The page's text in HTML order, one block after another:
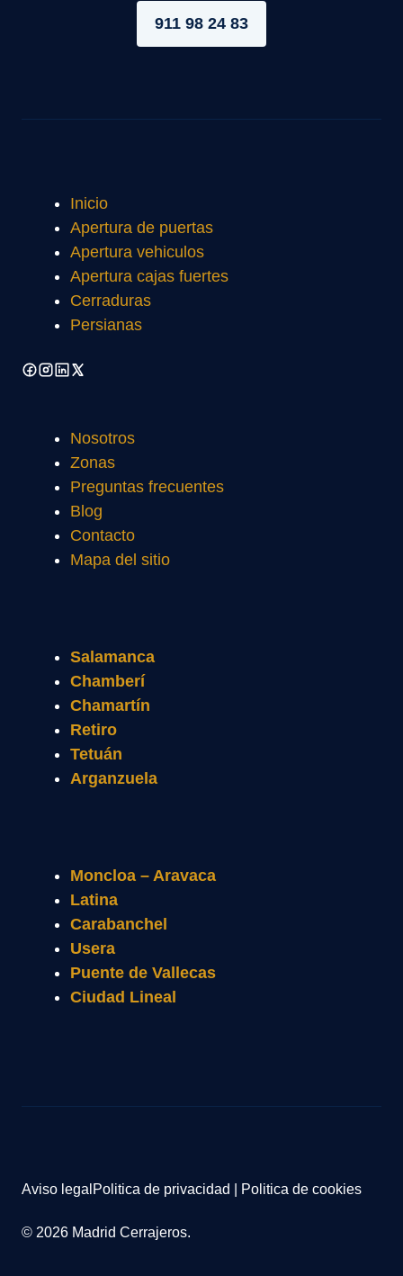
911 98 24 83
Inicio
Apertura de puertas
Apertura vehiculos
Apertura cajas fuertes
Cerraduras
Persianas
Nosotros
Zonas
Preguntas frecuentes
Blog
Contacto
Mapa del sitio
Salamanca
Chamberí
Chamartín
Retiro
Tetuán
Arganzuela
Moncloa – Aravaca
Latina
Carabanchel
Usera
Puente de Vallecas
Ciudad Lineal
© 2026 Madrid Cerrajeros.
Aviso legal Politica de privacidad Politica de cookies